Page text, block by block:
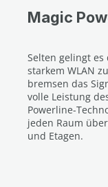
Magic
Selten gelingt es
starkem WLAN
bremsen das
volle Leistung
Powerline-
jeden Raum
und Etagen.